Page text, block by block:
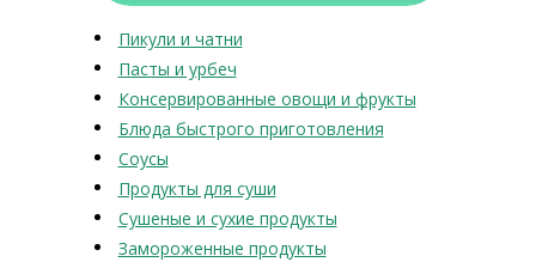
Пикули и чатни
Пасты и урбеч
Консервированные овощи и фрукты
Блюда быстрого приготовления
Соусы
Продукты для суши
Сушеные и сухие продукты
Замороженные продукты